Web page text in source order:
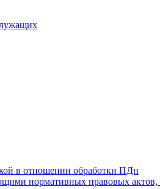
в отношении обработки ПДн
нормативных правовых